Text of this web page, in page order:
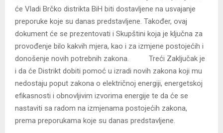
će Vladi Brčko distrikta BiH biti dostavljene na usvajanje
preporuke koje su danas predstavljene. Također, ovaj
dokument će se prezentovati i Skupštini koja je ključna za
provođenje bilo kakvih mjera, kao i za izmjene postojećih i
donošenje novih potrebnih zakona. Treći Zaključak je
i da će Distrikt dobiti pomoć u izradi novih zakona koji mu
nedostaju poput zakona o električnoj energiji, energetskoj
efikasnosti i obnovljivim izvorima energije te da će se
nastaviti sa radom na izmjenama postojećih zakona,
prema preporukama koje su danas predstavljene.